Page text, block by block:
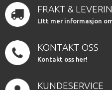
FRAKT &
LItt mer informasjon
KONTAKT OSS
Kontakt oss her!
KUNDESERVICE